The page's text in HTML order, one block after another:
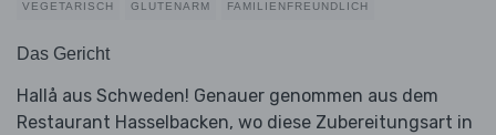
VEGETARISCH GLUTENARM FAMILIENFREUNDLICH
Das Gericht
Hallå aus Schweden! Genauer genommen aus dem
Restaurant Hasselbacken, wo diese Zubereitungsart in